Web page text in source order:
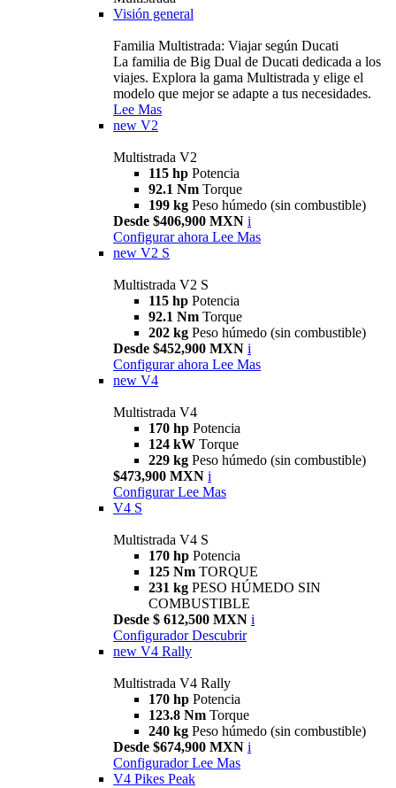
Visión general
Familia Multistrada: Viajar según Ducati
La familia de Big Dual de Ducati dedicada a los
viajes. Explora la gama Multistrada y elige el
modelo que mejor se adapte a tus necesidades.
Lee Mas
new V2
Multistrada V2
115 hp Potencia
92.1 Nm Torque
199 kg Peso húmedo (sin combustible)
Desde $406,900 MXN i
Configurar ahora Lee Mas
new V2 S
Multistrada V2 S
115 hp Potencia
92.1 Nm Torque
202 kg Peso húmedo (sin combustible)
Desde $452,900 MXN i
Configurar ahora Lee Mas
new V4
Multistrada V4
170 hp Potencia
124 kW Torque
229 kg Peso húmedo (sin combustible)
$473,900 MXN i
Configurar Lee Mas
V4 S
Multistrada V4 S
170 hp Potencia
125 Nm TORQUE
231 kg PESO HÚMEDO SIN
COMBUSTIBLE
Desde $ 612,500 MXN i
Configurador Descubrir
new V4 Rally
Multistrada V4 Rally
170 hp Potencia
123.8 Nm Torque
240 kg Peso húmedo (sin combustible)
Desde $674,900 MXN i
Configurador Lee Mas
V4 Pikes Peak